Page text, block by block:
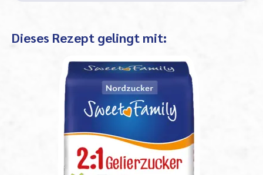
Dieses Rezept gelingt mit: